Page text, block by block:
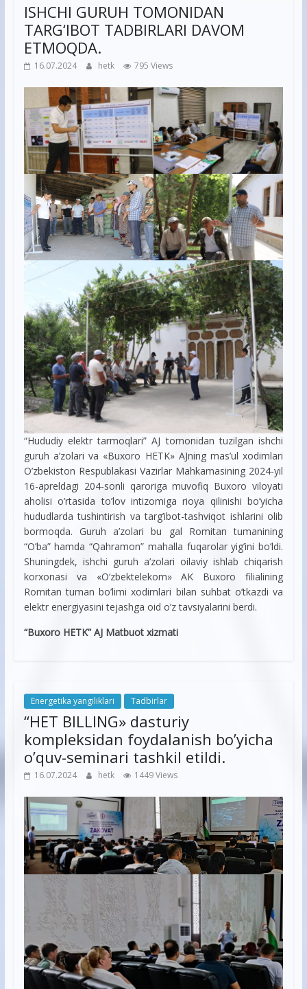
ISHCHI GURUH TOMONIDAN
TARG‘IBOT TADBIRLARI DAVOM
ETMOQDA.
16.07.2024 hetk 795 Views
“Hududiy elektr tarmoqlari” AJ tomonidan tuzilgan ishchi
guruh a’zolari va «Buxoro HETK» AJning mas’ul xodimlari
O’zbekiston Respublakasi Vazirlar Mahkamasining 2024-yil
16-apreldagi 204-sonli qaroriga muvofiq Buxoro viloyati
aholisi o’rtasida to’lov intizomiga rioya qilinishi bo’yicha
hududlarda tushintirish va targ’ibot-tashviqot ishlarini olib
bormoqda. Guruh a’zolari bu gal Romitan tumanining
“O’ba” hamda “Qahramon” mahalla fuqarolar yig’ini bo’ldi.
Shuningdek, ishchi guruh a’zolari oilaviy ishlab chiqarish
korxonasi va «O‘zbektelekom» AK Buxoro filialining
Romitan tuman bo’limi xodimlari bilan suhbat o’tkazdi va
elektr energiyasini tejashga oid o’z tavsiyalarini berdi.
“Buxoro HETK” AJ Matbuot xizmati
Energetika yangiliklari Tadbirlar
“HET BILLING» dasturiy
kompleksidan foydalanish bo’yicha
o’quv-seminari tashkil etildi.
16.07.2024 hetk 1449 Views